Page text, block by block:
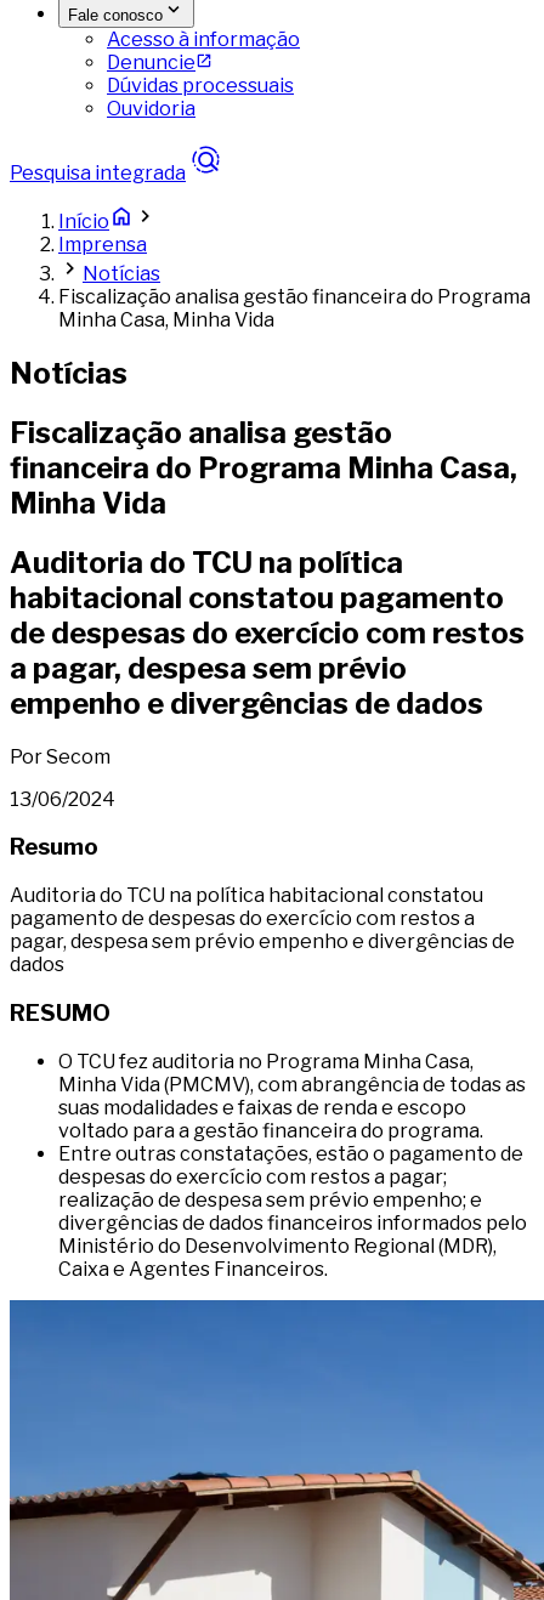
Fale conosco
Acesso à informação
Denuncie
Dúvidas processuais
Ouvidoria
Pesquisa integrada
Início
Imprensa
Notícias
Fiscalização analisa gestão financeira do Programa
Minha Casa, Minha Vida
Notícias
Fiscalização analisa gestão
financeira do Programa Minha Casa,
Minha Vida
Auditoria do TCU na política
habitacional constatou pagamento
de despesas do exercício com restos
a pagar, despesa sem prévio
empenho e divergências de dados
Por Secom
13/06/2024
Resumo
Auditoria do TCU na política habitacional constatou
pagamento de despesas do exercício com restos a
pagar, despesa sem prévio empenho e divergências de
dados
RESUMO
O TCU fez auditoria no Programa Minha Casa,
Minha Vida (PMCMV), com abrangência de todas as
suas modalidades e faixas de renda e escopo
voltado para a gestão financeira do programa.
Entre outras constatações, estão o pagamento de
despesas do exercício com restos a pagar;
realização de despesa sem prévio empenho; e
divergências de dados financeiros informados pelo
Ministério do Desenvolvimento Regional (MDR),
Caixa e Agentes Financeiros.